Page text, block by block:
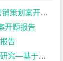
案开题报告
开题报告
告
的数据开题报告